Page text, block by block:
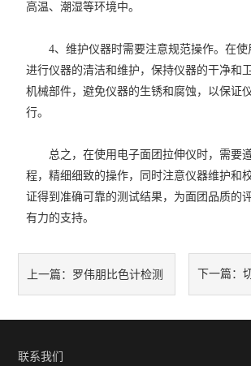
高温、潮湿等环境中。
4、维护仪器时需要注意规范操作。在使
进行仪器的清洁和维护，保持仪器的干净和
机械部件，避免仪器的生锈和腐蚀，以保证
行。
总之，在使用电子面团拉伸仪时，需要
程，精细细致的操作，同时注意仪器维护和
证得到准确可靠的测试结果，为面团品质的
有力的支持。
上一篇： 罗伟朋比色计检测 下一篇：
联系我们